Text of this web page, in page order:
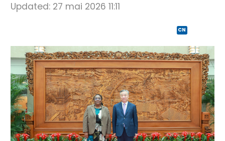
Updated: 27 mai 2026 11:11
CN